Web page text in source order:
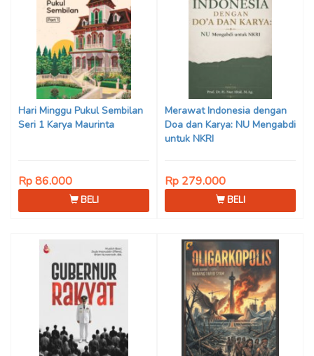
Hari Minggu Pukul Sembilan
Seri 1 Karya Maurinta
Rp 86.000
BELI
Merawat Indonesia dengan
Doa dan Karya: NU Mengabdi
untuk NKRI
Rp 279.000
BELI